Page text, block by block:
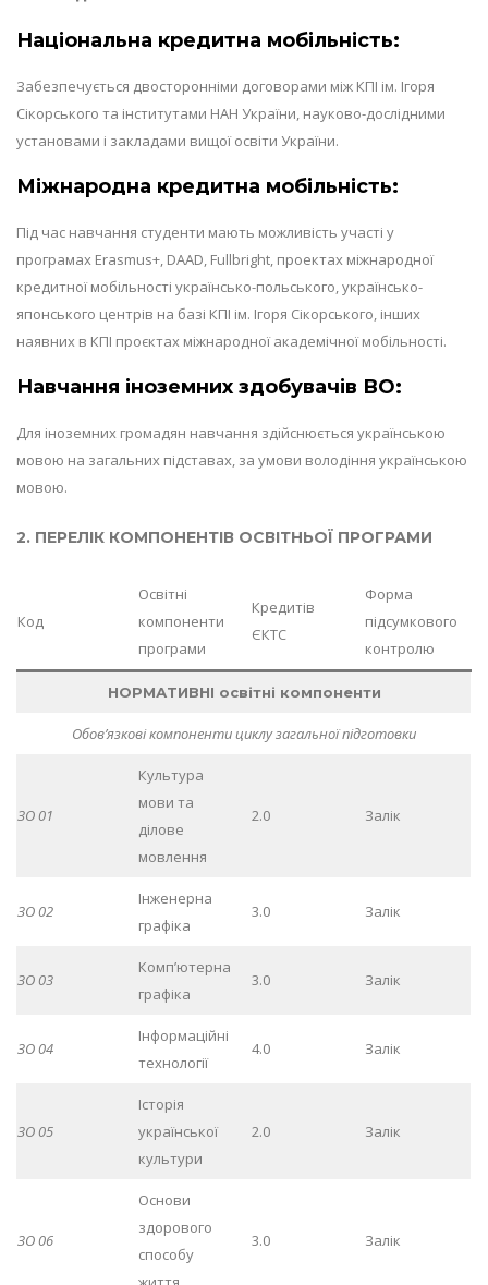
Національна кредитна мобільність:
Забезпечується двосторонніми договорами між КПІ ім. Ігоря
Сікорського та інститутами НАН України, науково-дослідними
установами і закладами вищої освіти України.
Міжнародна кредитна мобільність:
Під час навчання студенти мають можливість участі у
програмах Erasmus+, DAAD, Fullbright, проектах міжнародної
кредитної мобільності українсько-польського, українсько-
японського центрів на базі КПІ ім. Ігоря Сікорського, інших
наявних в КПІ проєктах міжнародної академічної мобільності.
Навчання іноземних здобувачів ВО:
Для іноземних громадян навчання здійснюється українською
мовою на загальних підставах, за умови володіння українською
мовою.
2. ПЕРЕЛІК КОМПОНЕНТІВ ОСВІТНЬОЇ ПРОГРАМИ
Код
Освітні
компоненти
програми
Кредитів
ЄКТС
Форма
підсумкового
контролю
НОРМАТИВНІ освітні компоненти
Обов’язкові компоненти циклу загальної підготовки
ЗО 01
Культура
мови та
ділове
мовлення
2.0 Залік
ЗО 02
Інженерна
графіка
3.0 Залік
ЗО 03
Комп’ютерна
графіка
3.0 Залік
ЗО 04
Інформаційні
технології
4.0 Залік
ЗО 05
Історія
української
культури
2.0 Залік
ЗО 06
Основи
здорового
способу
3.0 Залік